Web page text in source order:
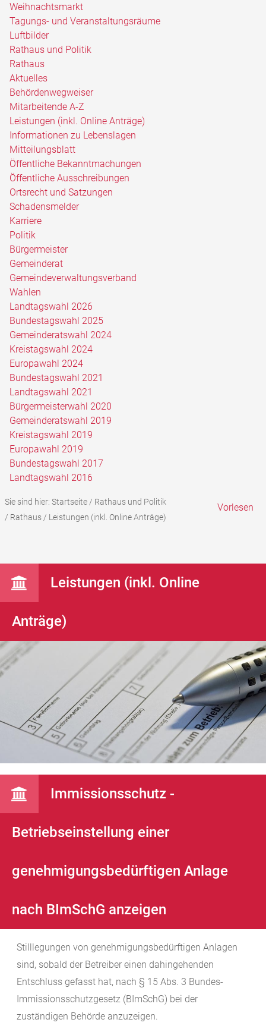
Weihnachtsmarkt
Tagungs- und Veranstaltungsräume
Luftbilder
Rathaus und Politik
Rathaus
Aktuelles
Behördenwegweiser
Mitarbeitende A-Z
Leistungen (inkl. Online Anträge)
Informationen zu Lebenslagen
Mitteilungsblatt
Öffentliche Bekanntmachungen
Öffentliche Ausschreibungen
Ortsrecht und Satzungen
Schadensmelder
Karriere
Politik
Bürgermeister
Gemeinderat
Gemeindeverwaltungsverband
Wahlen
Landtagswahl 2026
Bundestagswahl 2025
Gemeinderatswahl 2024
Kreistagswahl 2024
Europawahl 2024
Bundestagswahl 2021
Landtagswahl 2021
Bürgermeisterwahl 2020
Gemeinderatswahl 2019
Kreistagswahl 2019
Europawahl 2019
Bundestagswahl 2017
Landtagswahl 2016
Sie sind hier: Startseite/ Rathaus und Politik
/ Rathaus/ Leistungen (inkl. Online Anträge)
Vorlesen
Leistungen (inkl. Online
Anträge)
Immissionsschutz -
Betriebseinstellung einer
genehmigungsbedürftigen Anlage
nach BImSchG anzeigen
Stilllegungen von genehmigungsbedürftigen Anlagen
sind, sobald der Betreiber einen dahingehenden
Entschluss gefasst hat, nach § 15 Abs. 3 Bundes-
Immissionsschutzgesetz (BImSchG) bei der
zuständigen Behörde anzuzeigen.